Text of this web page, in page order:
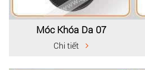
Móc Khóa Da 07
Chi tiết